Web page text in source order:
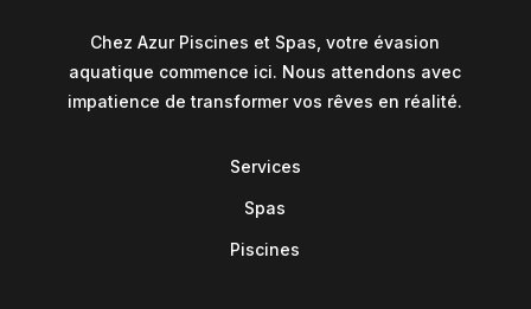
Chez Azur Piscines et Spas, votre évasion
aquatique commence ici. Nous attendons avec
impatience de transformer vos rêves en réalité.
Services
Spas
Piscines